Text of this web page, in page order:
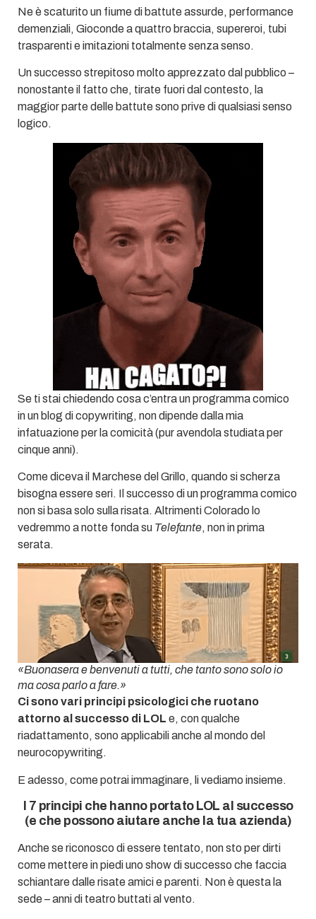
Ne è scaturito un fiume di battute assurde, performance
demenziali, Gioconde a quattro braccia, supereroi, tubi
trasparenti e imitazioni totalmente senza senso.
Un successo strepitoso molto apprezzato dal pubblico –
nonostante il fatto che, tirate fuori dal contesto, la
maggior parte delle battute sono prive di qualsiasi senso
logico.
Se ti stai chiedendo cosa c’entra un programma comico
in un blog di copywriting, non dipende dalla mia
infatuazione per la comicità (pur avendola studiata per
cinque anni).
Come diceva il Marchese del Grillo, quando si scherza
bisogna essere seri. Il successo di un programma comico
non si basa solo sulla risata. Altrimenti Colorado lo
vedremmo a notte fonda su Telefante, non in prima
serata.
«Buonasera e benvenuti a tutti, che tanto sono solo io
ma cosa parlo a fare.»
Ci sono vari principi psicologici che ruotano
attorno al successo di LOL e, con qualche
riadattamento, sono applicabili anche al mondo del
neurocopywriting.
E adesso, come potrai immaginare, li vediamo insieme.
I 7 principi che hanno portato LOL al successo
(e che possono aiutare anche la tua azienda)
Anche se riconosco di essere tentato, non sto per dirti
come mettere in piedi uno show di successo che faccia
schiantare dalle risate amici e parenti. Non è questa la
sede – anni di teatro buttati al vento.